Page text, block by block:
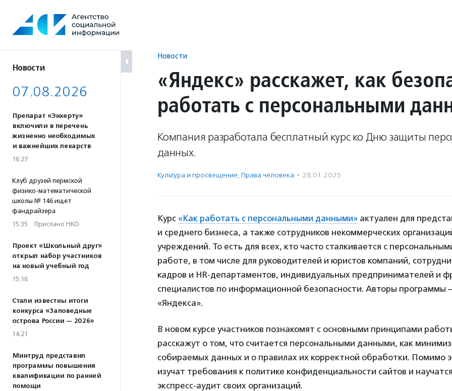
содержанию
Новости
07.08.2026
Препарат «Энхерту»
включили в перечень
жизненно необходимых
и важнейших лекарств
16:27
Клуб друзей пермской
физико-математической
школы № 146 ищет
фандрайзера
15:35 · Прислано НКО
Проект «Школьный друг»
открыл набор участников
на новый учебный год
15:16
Стали известны итоги
конкурса «Заповедные
острова России — 2026»
14:21
Минтруд представил
программы повышения
квалификации по ранней
помощи
Новости
«Яндекс» расскажет, как
работать с персональными
Компания разработала бесплатный курс ко Дню защиты
данных.
Культура и просвещение, Права человека · 28.01.2025
Курс «Как работать с персональными данными» актуален для
и среднего бизнеса, а также сотрудников некоммерческих
учреждений. То есть для всех, кто часто сталкивается с
работе, в том числе для руководителей и юристов компаний,
кадров и HR-департаментов, индивидуальных предпринимателей и
специалистов по информационной безопасности. Авторы
«Яндекса».
В новом курсе участников познакомят с основными принципами
расскажут о том, что считается персональными данными, как
собираемых данных и о правилах их корректной обработки. Помимо
изучат требования к политике конфиденциальности сайтов и
экспресс-аудит своих организаций.